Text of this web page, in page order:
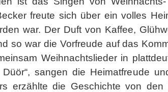
freute sich über ein volles
war. Der Duft von Kaffee,
so war die Vorfreude auf das
Weihnachtslieder in
sangen die Heimatfreude
erzählte die Geschichte von